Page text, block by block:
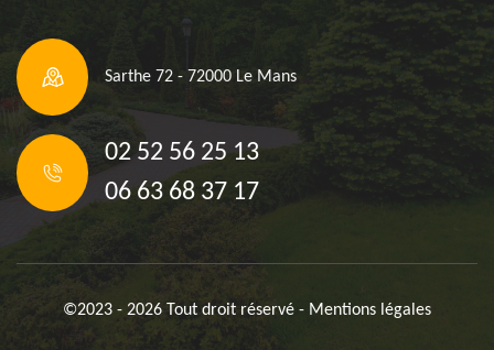
Sarthe 72 - 72000 Le Mans
02 52 56 25 13
06 63 68 37 17
©2023 - 2026 Tout droit réservé - Mentions légales